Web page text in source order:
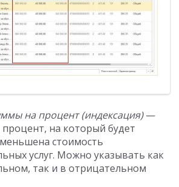
на процент (индексация)—
процент, на который будет
стоимость
услуг. Можно указывать как
так и в отрицательном